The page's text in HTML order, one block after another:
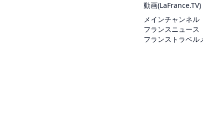
動画(LaFrance.TV)
メインチャンネル
フランスニュース
フランストラベル